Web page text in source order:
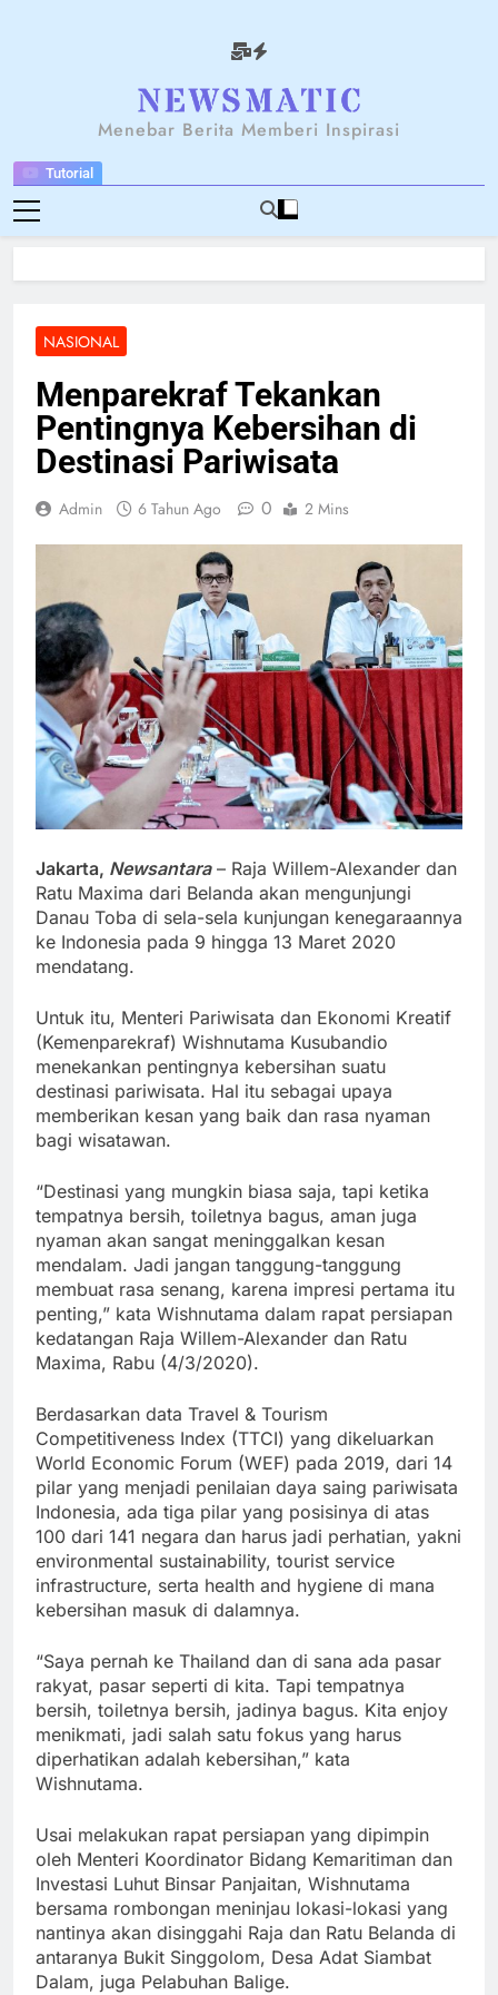
Tutorial
NEWSANTARA
Menebar Berita Memberi Inspirasi
NASIONAL
Menparekraf Tekankan
Pentingnya Kebersihan di
Destinasi Pariwisata
Admin 6 Tahun Ago 0 2 Mins
Jakarta, Newsantara– Raja Willem-Alexander dan
Ratu Maxima dari Belanda akan mengunjungi
Danau Toba di sela-sela kunjungan kenegaraannya
ke Indonesia pada 9 hingga 13 Maret 2020
mendatang.
Untuk itu, Menteri Pariwisata dan Ekonomi Kreatif
(Kemenparekraf) Wishnutama Kusubandio
menekankan pentingnya kebersihan suatu
destinasi pariwisata. Hal itu sebagai upaya
memberikan kesan yang baik dan rasa nyaman
bagi wisatawan.
“Destinasi yang mungkin biasa saja, tapi ketika
tempatnya bersih, toiletnya bagus, aman juga
nyaman akan sangat meninggalkan kesan
mendalam. Jadi jangan tanggung-tanggung
membuat rasa senang, karena impresi pertama itu
penting,” kata Wishnutama dalam rapat persiapan
kedatangan Raja Willem-Alexander dan Ratu
Maxima, Rabu (4/3/2020).
Berdasarkan data Travel & Tourism
Competitiveness Index (TTCI) yang dikeluarkan
World Economic Forum (WEF) pada 2019, dari 14
pilar yang menjadi penilaian daya saing pariwisata
Indonesia, ada tiga pilar yang posisinya di atas
100 dari 141 negara dan harus jadi perhatian, yakni
environmental sustainability, tourist service
infrastructure, serta health and hygiene di mana
kebersihan masuk di dalamnya.
“Saya pernah ke Thailand dan di sana ada pasar
rakyat, pasar seperti di kita. Tapi tempatnya
bersih, toiletnya bersih, jadinya bagus. Kita enjoy
menikmati, jadi salah satu fokus yang harus
diperhatikan adalah kebersihan,” kata
Wishnutama.
Usai melakukan rapat persiapan yang dipimpin
oleh Menteri Koordinator Bidang Kemaritiman dan
Investasi Luhut Binsar Panjaitan, Wishnutama
bersama rombongan meninjau lokasi-lokasi yang
nantinya akan disinggahi Raja dan Ratu Belanda di
antaranya Bukit Singgolom, Desa Adat Siambat
Dalam, juga Pelabuhan Balige.